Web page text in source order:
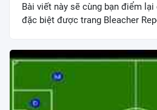
Bài viết này sẽ cùng bạn điểm
đặc biệt được trang Bleacher